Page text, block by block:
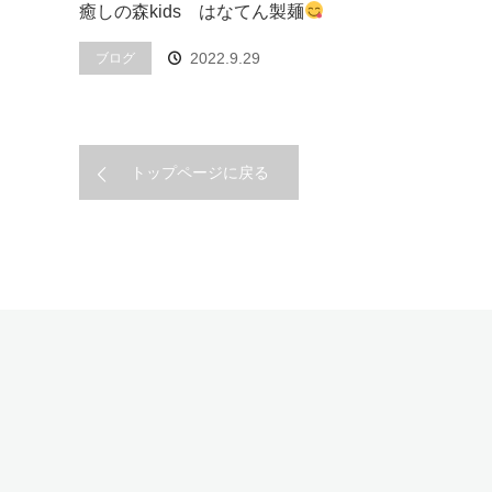
癒しの森kids はなてん製麺
ブログ 2022.9.29
トップページに戻る